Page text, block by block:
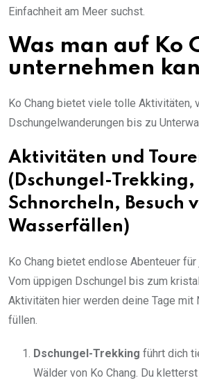
Einfachheit am Meer suchst.
Was man auf Ko
unternehmen
Ko Chang bietet viele tolle Aktivitäten,
Dschungelwanderungen bis zu
Aktivitäten und
(Dschungel-Trekking,
Schnorcheln, Besuch
Wasserfällen)
Ko Chang bietet endlose Abenteuer für
Vom üppigen Dschungel bis zum
Aktivitäten hier werden deine Tage mit
füllen.
Dschungel-Trekking führt dich
Wälder von Ko Chang. Du